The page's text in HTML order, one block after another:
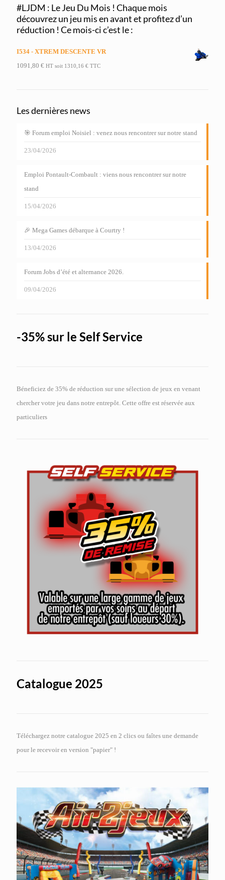
#LJDM : Le Jeu Du Mois ! Chaque mois
découvrez un jeu mis en avant et profitez d’un
réduction ! Ce mois-ci c’est le :
I534 - XTREM DESCENTE VR
1091,80 € HT soit 1310,16 € TTC
Les dernières news
🎯 Forum emploi Noisiel : venez nous rencontrer sur notre stand
23/04/2026
Emploi Pontault-Combault : viens nous rencontrer sur notre
stand
15/04/2026
🎉 Mega Games débarque à Courtry !
13/04/2026
Forum Jobs d’été et alternance 2026.
09/04/2026
-35% sur le Self Service
Béneficiez de 35% de réduction sur une sélection de jeux en venant
chercher votre jeu dans notre entrepôt. Cette offre est réservée aux
particuliers
Catalogue 2025
Téléchargez notre catalogue 2025 en 2 clics ou faîtes une demande
pour le recevoir en version "papier" !